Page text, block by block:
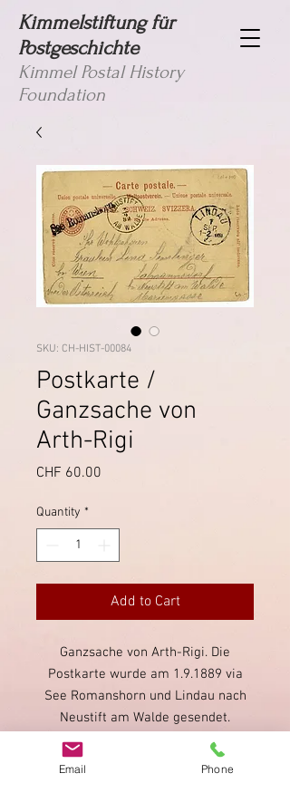
Kimmelstiftung für
Postgeschichte
Kimmel Postal History
Foundation
SKU: CH-HIST-00084
Postkarte /
Ganzsache von
Arth-Rigi
CHF 60.00
Quantity *
Add to Cart
Ganzsache von Arth-Rigi. Die
Postkarte wurde am 1.9.1889 via
See Romanshorn und Lindau nach
Neustift am Walde gesendet.
Die Ansicht zeigt die alte
Linienführung der Arth-Rigi Bahn,
Email Phone